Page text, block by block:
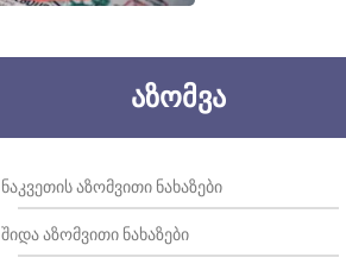
ᲐᲖᲝᲛᲕᲐ
ᲜᲐᲙᲕᲔᲗᲘᲡ ᲐᲖᲝᲛᲕᲘᲗᲘ ᲜᲐᲮᲐᲖᲔᲑᲘ
ᲨᲘᲓᲐ ᲐᲖᲝᲛᲕᲘᲗᲘ ᲜᲐᲮᲐᲖᲔᲑᲘ